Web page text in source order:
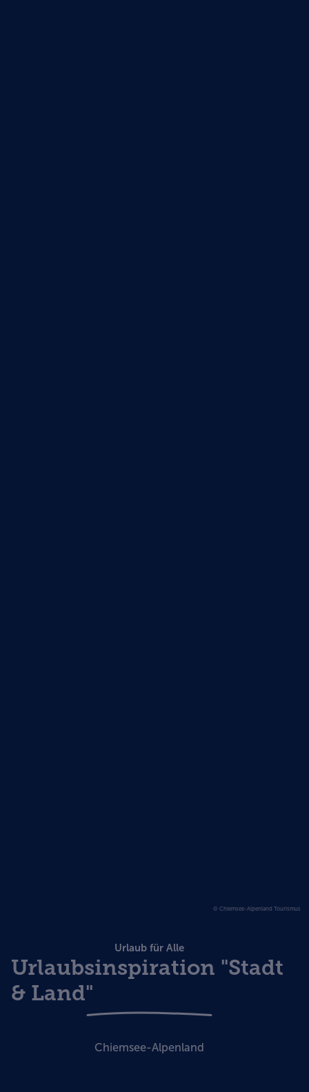
© Chiemsee-Alpenland Tourismus
Urlaub für Alle
Urlaubsinspiration "Stadt
& Land"
Chiemsee-Alpenland